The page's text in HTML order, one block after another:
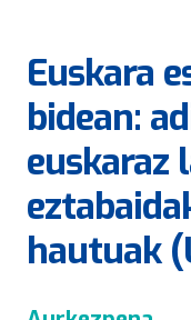
Euskara
bidean:
euskaraz
hautuak